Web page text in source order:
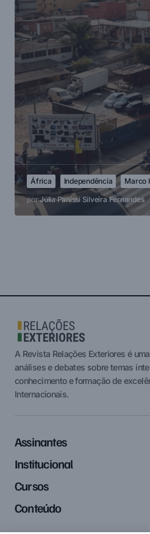
África Independência
Marco
porJúlia Panissi Silveira Fernandes
A Revista Relações Exteriores é
análises e debates sobre temas
conhecimento e formação de
Internacionais.
Assinantes
Institucional
Cursos
Conteúdo